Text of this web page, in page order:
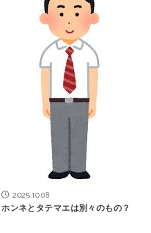
2025.10.08
ホンネとタテマエは別々のもの？